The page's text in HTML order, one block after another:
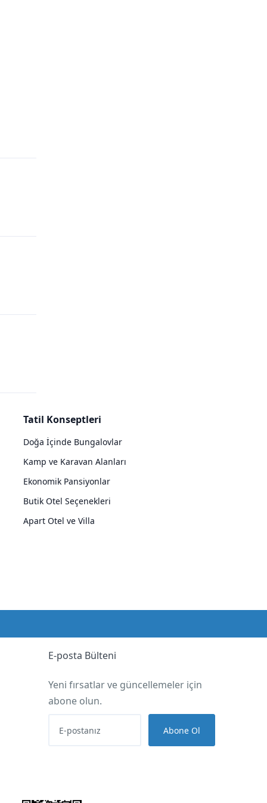
Tatil Konseptleri
Doğa İçinde Bungalovlar
Kamp ve Karavan Alanları
Ekonomik Pansiyonlar
Butik Otel Seçenekleri
Apart Otel ve Villa
E-posta Bülteni
Yeni fırsatlar ve güncellemeler için
abone olun.
Abone Ol